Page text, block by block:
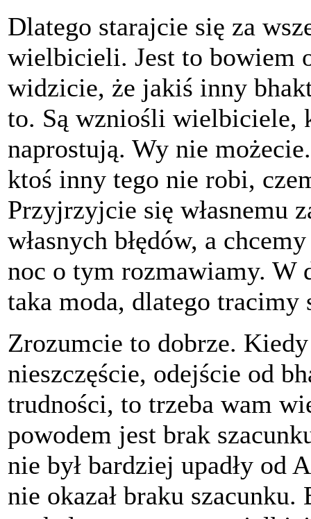
Dlatego starajcie się za
wielbicieli. Jest to bowiem
widzicie, że jakiś inny
to. Są wzniośli wielbiciele,
naprostują. Wy nie
ktoś inny tego nie robi,
Przyjrzyjcie się własnemu
własnych błędów, a
noc o tym rozmawiamy. W
taka moda, dlatego tracimy
Zrozumcie to dobrze.
nieszczęście, odejście od
trudności, to trzeba wam
powodem jest brak
nie był bardziej upadły od
nie okazał braku